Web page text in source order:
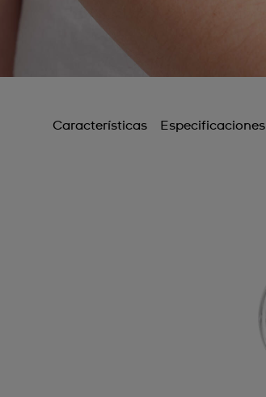
Características Especificaciones